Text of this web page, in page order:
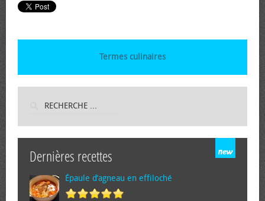
Termes culinaires
Dernières recettes
Épaule d’agneau en effiloché